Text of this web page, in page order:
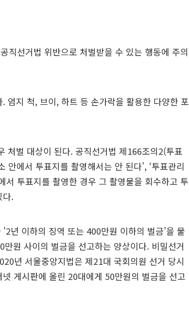
직선거법 위반으로 처벌받을 수 있는 행동에 주의
엄지 척, 브이, 하트 등 손가락을 활용한 다양한 포
처벌 대상이 된다. 공직선거법 제166조의2(투표
안에서 투표지를 촬영해서는 안 된다’, ‘투표관리
서 투표지를 촬영한 경우 그 촬영물을 회수하고 투
다.
년 이하의 징역 또는 400만원 이하의 벌금’을 물
원 사이의 벌금을 선고하는 양상이다. 비밀선거
년 서울중앙지법은 제21대 국회의원 선거 당시
게시판에 올린 20대에게 50만원의 벌금을 선고